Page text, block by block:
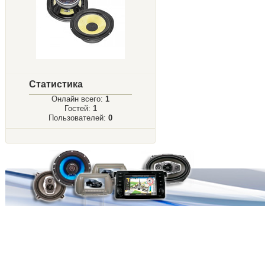
Статистика
Онлайн всего: 1
Гостей: 1
Пользователей: 0